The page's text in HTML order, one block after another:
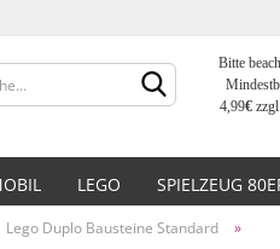
Sprache auswählen
Lieferland
Bitte
4,99€
LEGO SPIELZEUG
Lego Duplo Bausteine Standard
»